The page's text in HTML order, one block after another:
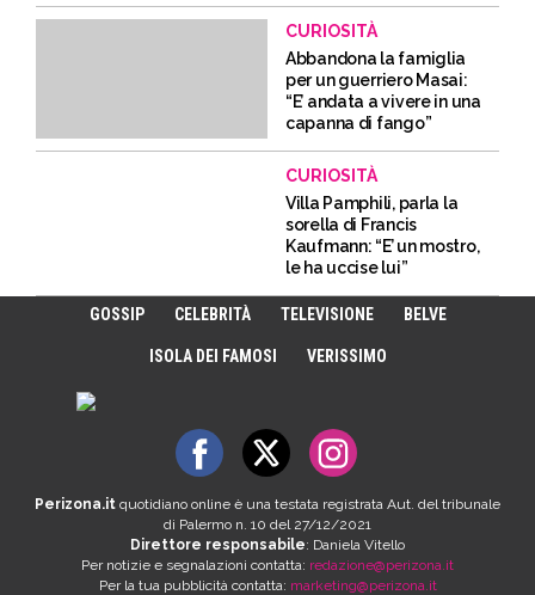
CURIOSITÀ
Abbandona la famiglia
per un guerriero Masai:
“E’ andata a vivere in una
capanna di fango”
CURIOSITÀ
Villa Pamphili, parla la
sorella di Francis
Kaufmann: “E’ un mostro,
le ha uccise lui”
GOSSIP CELEBRITÀ TELEVISIONE BELVE
ISOLA DEI FAMOSI VERISSIMO
Perizona.it quotidiano online è una testata registrata Aut. del tribunale
di Palermo n. 10 del 27/12/2021
Direttore responsabile: Daniela Vitello
Per notizie e segnalazioni contatta: redazione@perizona.it
Per la tua pubblicità contatta: marketing@perizona.it